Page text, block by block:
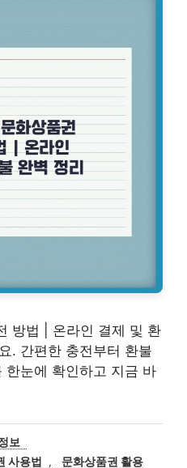
방법 | 온라인 결제 및 환
. 간편한 충전부터 환불
한눈에 확인하고 지금 바
보
사용법 ,
문화상품권 활용